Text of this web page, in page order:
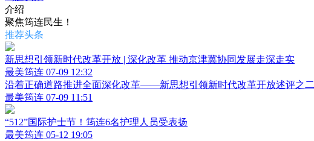
介绍
聚焦筠连民生！
推荐头条
新思想引领新时代改革开放 | 深化改革 推动京津冀协同发展走深走实
最美筠连 07-09 12:32
沿着正确道路推进全面深化改革——新思想引领新时代改革开放述评之二
最美筠连 07-09 11:51
“512”国际护士节！筠连6名护理人员受表扬
最美筠连 05-12 19:05